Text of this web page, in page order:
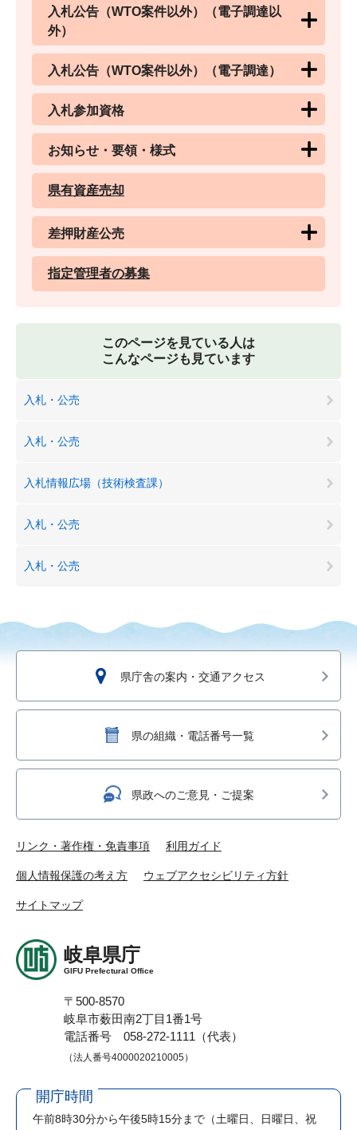
入札公告（WTO案件以外）（電子調達以
外）
入札公告（WTO案件以外）（電子調達）
入札参加資格
お知らせ・要領・様式
県有資産売却
差押財産公売
指定管理者の募集
このページを見ている人は
こんなページも見ています
入札・公売
入札・公売
入札情報広場（技術検査課）
入札・公売
入札・公売
県庁舎の案内・交通アクセス
県の組織・電話番号一覧
県政へのご意見・ご提案
リンク・著作権・免責事項 利用ガイド
個人情報保護の考え方 ウェブアクセシビリティ方針
サイトマップ
岐阜県庁
GIFU Prefectural Office
〒500-8570
岐阜市薮田南2丁目1番1号
電話番号 058-272-1111（代表）
（法人番号4000020210005）
開庁時間
午前8時30分から午後5時15分まで （土曜日、日曜日、祝